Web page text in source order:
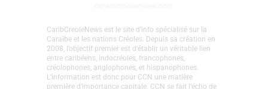
CaribCreoleNews est le site d’info spécialisé sur la
Caraïbe et les nations Créoles. Depuis sa création en
2008, l’objectif premier est d’établir un véritable lien
entre caribéens, indocréoles, francophones,
créolophones, anglophones, et hispanophones.
L’information est donc pour CCN une matière
première d’importance capitale. CCN se fait l’écho de